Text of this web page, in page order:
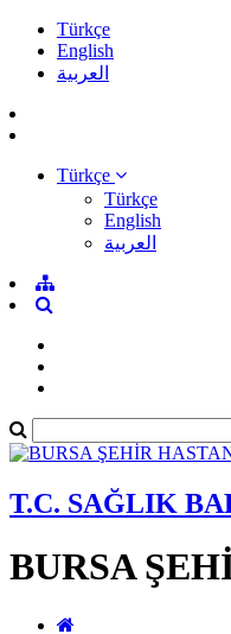
Türkçe
English
العربية
Türkçe
Türkçe
English
العربية
T.C. SAĞLIK
BURSA